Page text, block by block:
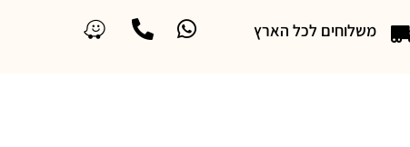
משלוחים לכל הארץ